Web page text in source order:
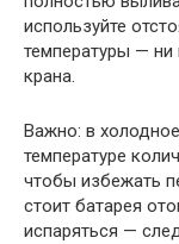
используйте
температуры —
крана.
Важно: в
температуре
чтобы избежать
стоит батарея
испаряться —